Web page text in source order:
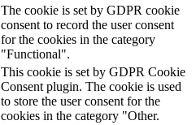
The cookie is set by GDPR cookie
consent to record the user consent
for the cookies in the category
"Functional".
This cookie is set by GDPR Cookie
Consent plugin. The cookie is used
to store the user consent for the
cookies in the category "Other.